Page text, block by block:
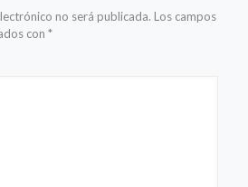
no será publicada. Los campos
con *